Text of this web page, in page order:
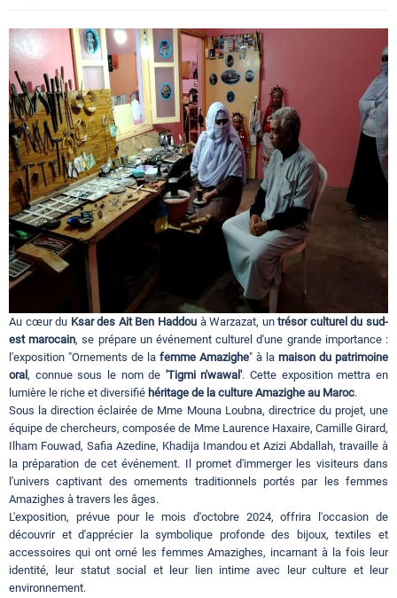
Circuits touristiques
Tourisme
Régions
Hotels
Contact
Au cœur du Ksar des Ait Ben Haddou à Warzazat, untrésor culturel du sud-
est marocain, se prépare un événement culturel d'une grande importance :
l'exposition "Ornements de la femme Amazighe" à la maison du patrimoine
oral , connue sous le nom de 'Tigmi n'wawal'. Cette exposition mettra en
lumière le riche et diversifié héritage de la culture Amazighe au Maroc.
Sous la direction éclairée de Mme Mouna Loubna, directrice du projet, une
équipe de chercheurs, composée de Mme Laurence Haxaire, Camille Girard,
Ilham Fouwad, Safia Azedine, Khadija Imandou et Azizi Abdallah, travaille à
la préparation de cet événement. Il promet d'immerger les visiteurs dans
l'univers captivant des ornements traditionnels portés par les femmes
Amazighes à travers les âges.
L'exposition, prévue pour le mois d'octobre 2024, offrira l'occasion de
découvrir et d'apprécier la symbolique profonde des bijoux, textiles et
accessoires qui ont orné les femmes Amazighes, incarnant à la fois leur
identité, leur statut social et leur lien intime avec leur culture et leur
environnement.